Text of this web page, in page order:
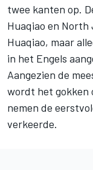
twee kanten op.
Huaqiao en
Huaqiao, maar
in het Engels
Aangezien de
wordt het gokken
nemen de
verkeerde.